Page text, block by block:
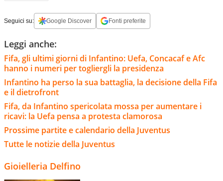
Seguici su: Google Discover Fonti preferite
Leggi anche:
Fifa, gli ultimi giorni di Infantino: Uefa, Concacaf e Afc
hanno i numeri per togliergli la presidenza
Infantino ha perso la sua battaglia, la decisione della Fifa
e il dietrofront
Fifa, da Infantino spericolata mossa per aumentare i
ricavi: la Uefa pensa a protesta clamorosa
Prossime partite e calendario della Juventus
Tutte le notizie della Juventus
Gioielleria Delfino